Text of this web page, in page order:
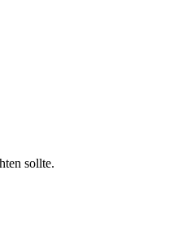
sollte.